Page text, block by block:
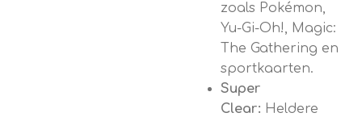
zoals Pokémon,
Yu-Gi-Oh!, Magic:
The Gathering en
sportkaarten.
Super
Clear: Heldere